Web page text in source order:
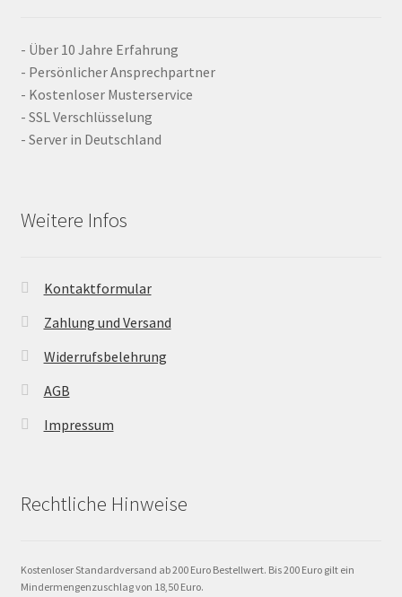
- Über 10 Jahre Erfahrung
- Persönlicher Ansprechpartner
- Kostenloser Musterservice
- SSL Verschlüsselung
- Server in Deutschland
Weitere Infos
Kontaktformular
Zahlung und Versand
Widerrufsbelehrung
AGB
Impressum
Rechtliche Hinweise
Kostenloser Standardversand ab 200 Euro Bestellwert. Bis 200 Euro gilt ein
Mindermengenzuschlag von 18,50 Euro.